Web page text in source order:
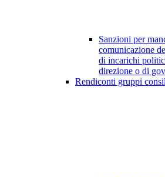
Sanzioni per
comunicazione
di incarichi
direzione o di
Rendiconti gruppi